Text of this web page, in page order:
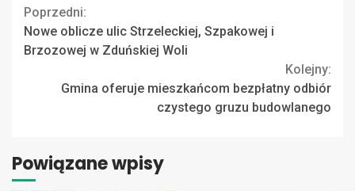
Continue
Reading
Poprzedni:
Nowe oblicze ulic Strzeleckiej, Szpakowej i
Brzozowej w Zduńskiej Woli
Kolejny:
Gmina oferuje mieszkańcom bezpłatny odbiór
czystego gruzu budowlanego
Powiązane wpisy